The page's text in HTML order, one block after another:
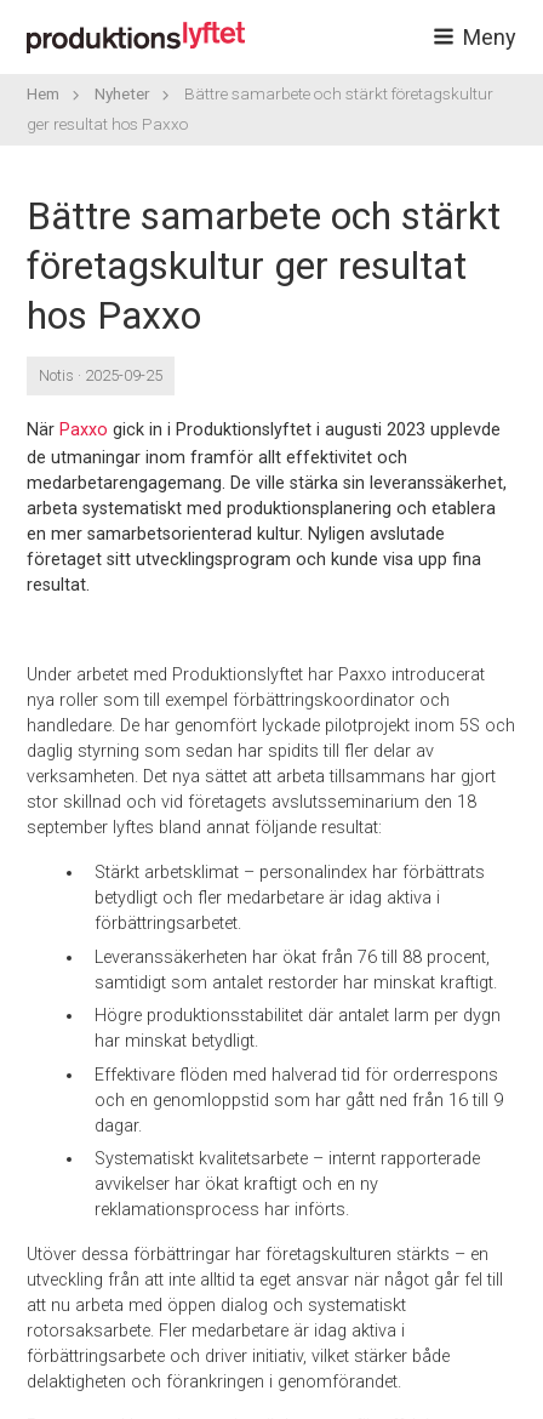
Meny
Hem Nyheter
Bättre samarbete och stärkt företagskultur
ger resultat hos Paxxo
Bättre samarbete och stärkt
företagskultur ger resultat
hos Paxxo
Notis · 2025-09-25
När Paxxo gick in i Produktionslyftet i augusti 2023 upplevde
de utmaningar inom framför allt effektivitet och
medarbetarengagemang. De ville stärka sin leveranssäkerhet,
arbeta systematiskt med produktionsplanering och etablera
en mer samarbetsorienterad kultur. Nyligen avslutade
företaget sitt utvecklingsprogram och kunde visa upp fina
resultat.
Under arbetet med Produktionslyftet har Paxxo introducerat
nya roller som till exempel förbättringskoordinator och
handledare. De har genomfört lyckade pilotprojekt inom 5S och
daglig styrning som sedan har spidits till fler delar av
verksamheten. Det nya sättet att arbeta tillsammans har gjort
stor skillnad och vid företagets avslutsseminarium den 18
september lyftes bland annat följande resultat:
Stärkt arbetsklimat – personalindex har förbättrats
betydligt och fler medarbetare är idag aktiva i
förbättringsarbetet.
Leveranssäkerheten har ökat från 76 till 88 procent,
samtidigt som antalet restorder har minskat kraftigt.
Högre produktionsstabilitet där antalet larm per dygn
har minskat betydligt.
Effektivare flöden med halverad tid för orderrespons
och en genomloppstid som har gått ned från 16 till 9
dagar.
Systematiskt kvalitetsarbete – internt rapporterade
avvikelser har ökat kraftigt och en ny
reklamationsprocess har införts.
Utöver dessa förbättringar har företagskulturen stärkts – en
utveckling från att inte alltid ta eget ansvar när något går fel till
att nu arbeta med öppen dialog och systematiskt
rotorsaksarbete. Fler medarbetare är idag aktiva i
förbättringsarbete och driver initiativ, vilket stärker både
delaktigheten och förankringen i genomförandet.